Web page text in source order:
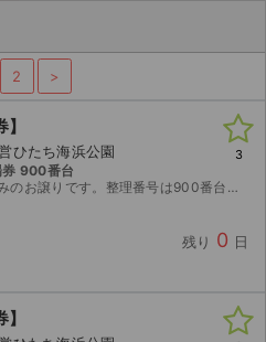
2 >
ひたち海浜公園
900番台
チケットのため、1日入場券とは別に、前方エリア優先入場券のみをLuckyFes公式アプリの分...
残り 0 日
3